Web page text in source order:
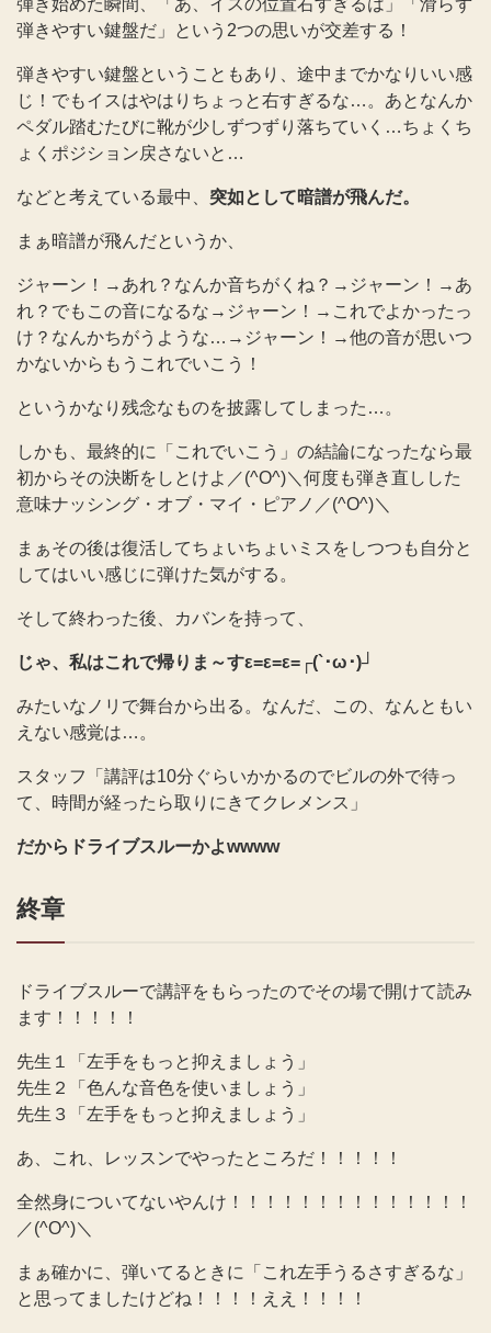
弾き始めた瞬間、「あ、イスの位置右すぎるは」「滑らず
弾きやすい鍵盤だ」という2つの思いが交差する！
弾きやすい鍵盤ということもあり、途中までかなりいい感
じ！でもイスはやはりちょっと右すぎるな…。あとなんか
ペダル踏むたびに靴が少しずつずり落ちていく…ちょくち
ょくポジション戻さないと…
などと考えている最中、 突如として暗譜が飛んだ。
まぁ暗譜が飛んだというか、
ジャーン！→あれ？なんか音ちがくね？→ジャーン！→あ
れ？でもこの音になるな→ジャーン！→これでよかったっ
け？なんかちがうような…→ジャーン！→他の音が思いつ
かないからもうこれでいこう！
というかなり残念なものを披露してしまった…。
しかも、最終的に「これでいこう」の結論になったなら最
初からその決断をしとけよ／(^O^)＼何度も弾き直しした
意味ナッシング・オブ・マイ・ピアノ／(^O^)＼
まぁその後は復活してちょいちょいミスをしつつも自分と
してはいい感じに弾けた気がする。
そして終わった後、カバンを持って、
じゃ、私はこれで帰りま～すε=ε=ε=┌(`･ω･)┘
みたいなノリで舞台から出る。なんだ、この、なんともい
えない感覚は…。
スタッフ「講評は10分ぐらいかかるのでビルの外で待っ
て、時間が経ったら取りにきてクレメンス」
だからドライブスルーかよwwww
終章
ドライブスルーで講評をもらったのでその場で開けて読み
ます！！！！！
先生１「左手をもっと抑えましょう」
先生２「色んな音色を使いましょう」
先生３「左手をもっと抑えましょう」
あ、これ、レッスンでやったところだ！！！！！
全然身についてないやんけ！！！！！！！！！！！！！！
／(^O^)＼
まぁ確かに、弾いてるときに「これ左手うるさすぎるな」
と思ってましたけどね！！！！ええ！！！！